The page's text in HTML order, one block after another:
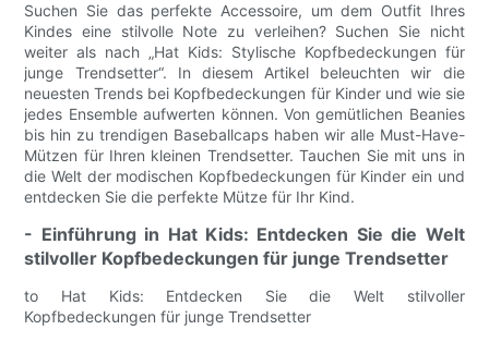
Suchen Sie das perfekte Accessoire, um dem Outfit Ihres
Kindes eine stilvolle Note zu verleihen? Suchen Sie nicht
weiter als nach „Hat Kids: Stylische Kopfbedeckungen für
junge Trendsetter“. In diesem Artikel beleuchten wir die
neuesten Trends bei Kopfbedeckungen für Kinder und wie sie
jedes Ensemble aufwerten können. Von gemütlichen Beanies
bis hin zu trendigen Baseballcaps haben wir alle Must-Have-
Mützen für Ihren kleinen Trendsetter. Tauchen Sie mit uns in
die Welt der modischen Kopfbedeckungen für Kinder ein und
entdecken Sie die perfekte Mütze für Ihr Kind.
- Einführung in Hat Kids: Entdecken Sie die Welt
stilvoller Kopfbedeckungen für junge Trendsetter
to Hat Kids: Entdecken Sie die Welt stilvoller
Kopfbedeckungen für junge Trendsetter